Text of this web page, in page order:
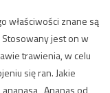
właściwości znane są
jest on w
trawienia, w celu
się ran. Jakie
ananasa Ananas od